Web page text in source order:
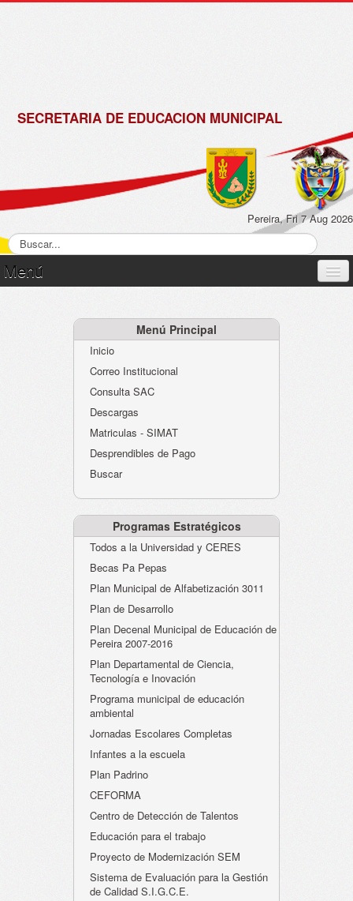
SECRETARIA DE EDUCACION MUNICIPAL
Pereira, Fri 7 Aug 2026
Menú
Atención al Ciudadano
Instituciones Educativas
Despacho Secretaría
Evaluación desempeño
Humano-Cesantías
Menú Principal
Inicio
Correo Institucional
Consulta SAC
Descargas
Matriculas - SIMAT
Desprendibles de Pago
Buscar
Programas Estratégicos
Todos a la Universidad y CERES
Becas Pa Pepas
Plan Municipal de Alfabetización 3011
Plan de Desarrollo
Plan Decenal Municipal de Educación de
Pereira 2007-2016
Plan Departamental de Ciencia,
Tecnología e Inovación
Programa municipal de educación
ambiental
Jornadas Escolares Completas
Infantes a la escuela
Plan Padrino
CEFORMA
Centro de Detección de Talentos
Educación para el trabajo
Proyecto de Modernización SEM
Sistema de Evaluación para la Gestión
de Calidad S.I.G.C.E.
de